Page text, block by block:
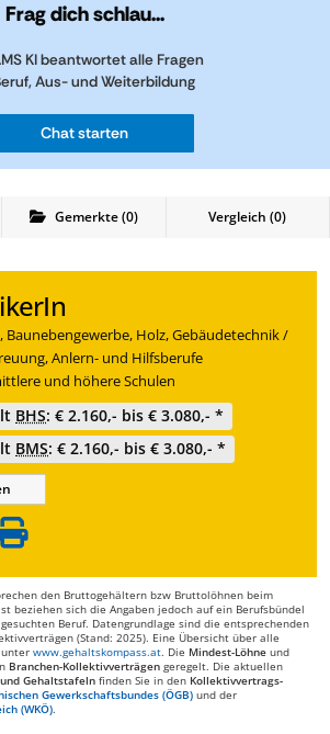
Frag dich schlau...
KI beantwortet alle Fragen
Aus- und Weiterbildung
Chat starten
Gemerkte(0) Vergleich (0)
Baunebengewerbe, Holz, Gebäudetechnik /
Anlern- und Hilfsberufe
und höhere Schulen
BHS: € 2.160,- bis € 3.080,- *
BMS: € 2.160,- bis € 3.080,- *
den Bruttogehältern bzw Bruttolöhnen beim
beziehen sich die Angaben jedoch auf ein Berufsbündel
Beruf. Datengrundlage sind die entsprechenden
(Stand: 2025). Eine Übersicht über alle
unter www.gehaltskompass.at. Die Mindest-Löhne und
Branchen-Kollektivverträgen geregelt. Die aktuellen
Gehaltstafeln finden Sie in den Kollektivvertrags-
Gewerkschaftsbundes (ÖGB) und der
(WKÖ).